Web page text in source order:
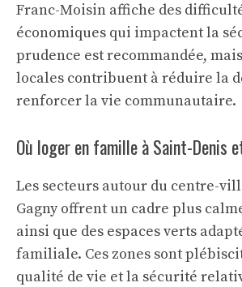
Franc-Moisin affiche des
économiques qui impactent la
prudence est recommandée,
locales contribuent à réduire la
renforcer la vie communautaire.
Où loger en famille à Saint-Denis
Les secteurs autour du centre-
Gagny offrent un cadre plus
ainsi que des espaces verts
familiale. Ces zones sont
qualité de vie et la sécurité